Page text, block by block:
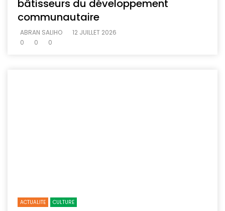
bâtisseurs du développement
communautaire
ABRAN SALIHO
12 JUILLET 2026
0
0 0
ACTUALITE CULTURE